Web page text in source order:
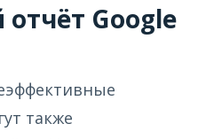
Google
также